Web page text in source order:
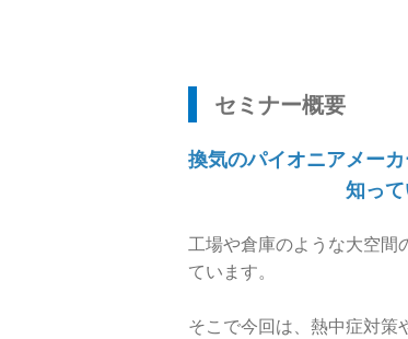
セミナー概要
換気のパイオニアメーカ
知っていると役
工場や倉庫のような大空間
ています。
そこで今回は、熱中症対策